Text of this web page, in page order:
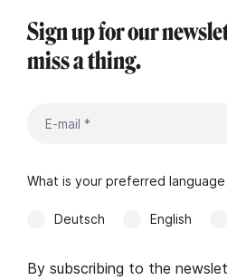
Sign up for our
miss a thing.
What is your preferred
Deutsch English
By subscribing to the